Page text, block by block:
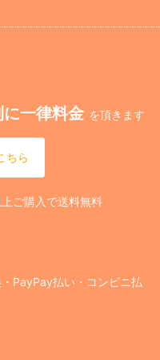
一律料金 を頂きます
ちら
上ご購入で送料無料
PayPay払い・コンビニ払